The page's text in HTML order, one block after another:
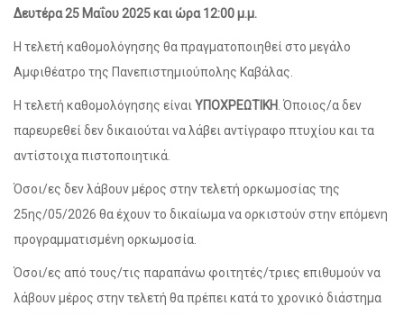
Δευτέρα 25 Μαΐου 2025 και ώρα 12:00 μ.μ.
Η τελετή καθομολόγησης θα πραγματοποιηθεί στο μεγάλο
Αμφιθέατρο της Πανεπιστημιούπολης Καβάλας.
Η τελετή καθομολόγησης είναι ΥΠΟΧΡΕΩΤΙΚΗ . Όποιος/α δεν
παρευρεθεί δεν δικαιούται να λάβει αντίγραφο πτυχίου και τα
αντίστοιχα πιστοποιητικά.
Όσοι/ες δεν λάβουν μέρος στην τελετή ορκωμοσίας της
25ης/05/2026 θα έχουν το δικαίωμα να ορκιστούν στην επόμενη
προγραμματισμένη ορκωμοσία.
Όσοι/ες από τους/τις παραπάνω φοιτητές/τριες επιθυμούν να
λάβουν μέρος στην τελετή θα πρέπει κατά το χρονικό διάστημα